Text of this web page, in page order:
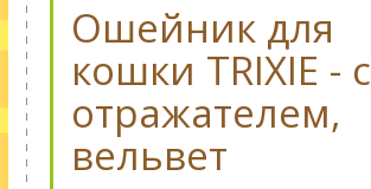
Ошейник для
кошки TRIXIE - с
отражателем,
вельвет